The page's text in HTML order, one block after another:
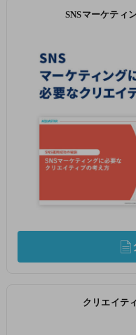
SNSマーケティ
クリエイテ